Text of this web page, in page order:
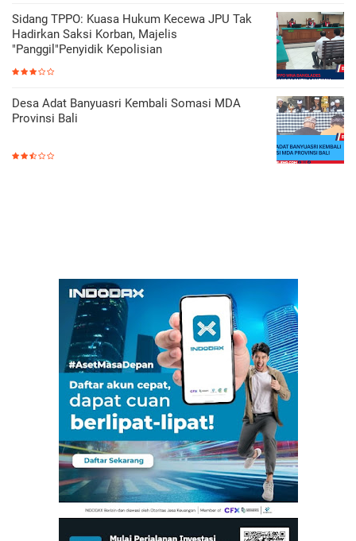
Sidang TPPO: Kuasa Hukum Kecewa JPU Tak
Hadirkan Saksi Korban, Majelis
"Panggil"Penyidik Kepolisian
Desa Adat Banyuasri Kembali Somasi MDA
Provinsi Bali